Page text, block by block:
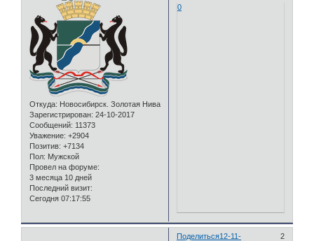
Откуда: Новосибирск. Золотая Нива
Зарегистрирован: 24-10-2017
Сообщений: 11373
Уважение: +2904
Позитив: +7134
Пол: Мужской
Провел на форуме:
3 месяца 10 дней
Последний визит:
Сегодня 07:17:55
0
Поделиться 2
12-11-